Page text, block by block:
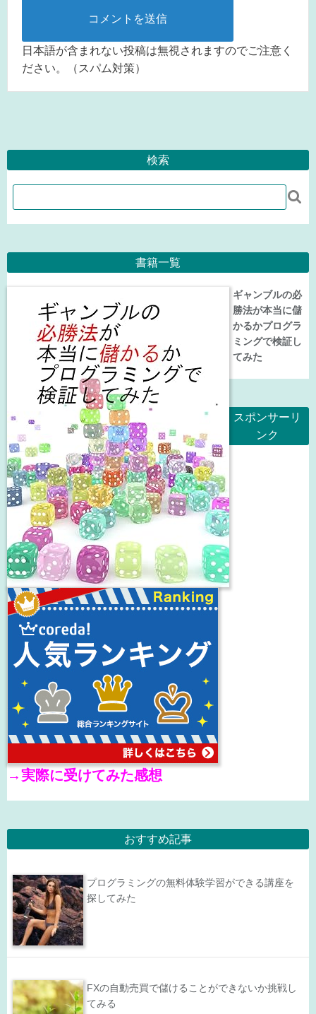
日本語が含まれない投稿は無視されますのでご注意く
ださい。（スパム対策）
検索

書籍一覧
ギャンブルの必
勝法が本当に儲
かるかプログラ
ミングで検証し
てみた
スポンサーリ
ンク
→実際に受けてみた感想
おすすめ記事
プログラミングの無料体験学習ができる講座を
探してみた
FXの自動売買で儲けることができないか挑戦し
てみる